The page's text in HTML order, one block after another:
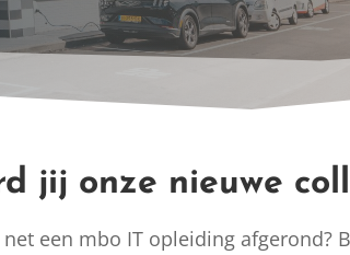
jij onze nieuwe
een mbo IT opleiding afgerond?